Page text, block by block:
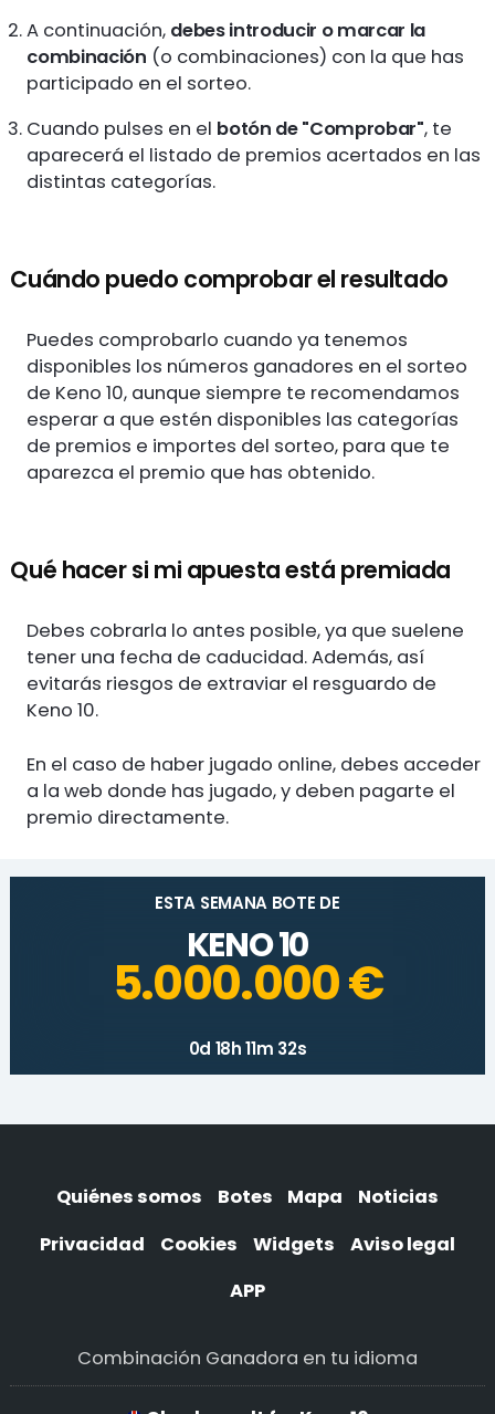
A continuación, debes introducir o marcar la
combinación (o combinaciones) con la que has
participado en el sorteo.
Cuando pulses en el botón de "Comprobar", te
aparecerá el listado de premios acertados en las
distintas categorías.
Cuándo puedo comprobar el resultado
Puedes comprobarlo cuando ya tenemos
disponibles los números ganadores en el sorteo
de Keno 10, aunque siempre te recomendamos
esperar a que estén disponibles las categorías
de premios e importes del sorteo, para que te
aparezca el premio que has obtenido.
Qué hacer si mi apuesta está premiada
Debes cobrarla lo antes posible, ya que suelene
tener una fecha de caducidad. Además, así
evitarás riesgos de extraviar el resguardo de
Keno 10.
En el caso de haber jugado online, debes acceder
a la web donde has jugado, y deben pagarte el
premio directamente.
ESTA SEMANA BOTE DE
KENO 10
5.000.000 €
0d 18h 11m 32s
Quiénes somos Botes Mapa
Noticias
Privacidad
Cookies Widgets
Aviso legal
APP
Combinación Ganadora en tu idioma